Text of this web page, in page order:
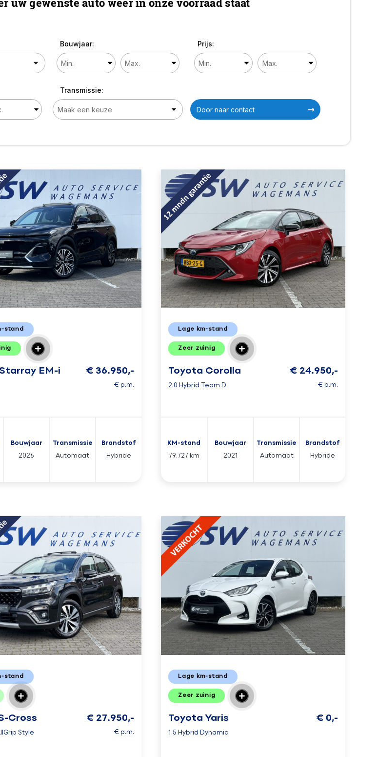
uw gewenste auto weer in onze voorraad staat
Bouwjaar: Prijs:
Transmissie:
Door naar contact
stand
Starray EM-i € 36.950,-
€ p.m.
Bouwjaar
2026
Transmissie
Automaat
Brandstof
Hybride
Lage km-stand
Zeer zuinig
Toyota Corolla
Touring Sports
2.0 Hybrid Team D
€ 24.950,-
€ p.m.
KM-stand
79.727 km
Bouwjaar
2021
Transmissie
Automaat
Brandstof
Hybride
stand
Cross
Style
€ 27.950,-
€ p.m.
Lage km-stand
Zeer zuinig
Toyota Yaris
1.5 Hybrid Dynamic
€ 0,-